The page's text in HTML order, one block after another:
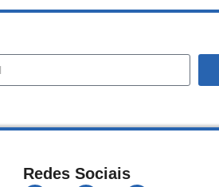
Redes Sociais